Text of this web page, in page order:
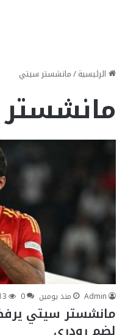
الرئيسية/مانشستر سيتي
Admin
منذ يومين 0
مانشستر سيتي